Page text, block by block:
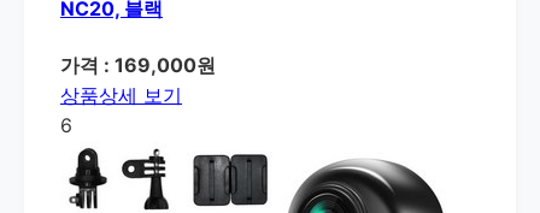
NC20, 블랙
가격 : 169,000원
상품상세 보기
6